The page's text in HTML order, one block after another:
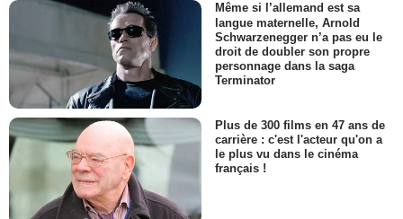
Même si l’allemand est sa
langue maternelle, Arnold
Schwarzenegger n’a pas eu le
droit de doubler son propre
personnage dans la saga
Terminator
Plus de 300 films en 47 ans de
carrière : c'est l'acteur qu'on a
le plus vu dans le cinéma
français !